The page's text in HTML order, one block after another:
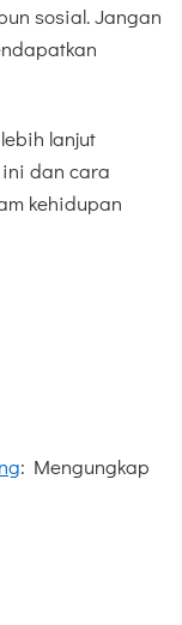
sosial. Jangan
lanjut
dan cara
kehidupan
: Mengungkap